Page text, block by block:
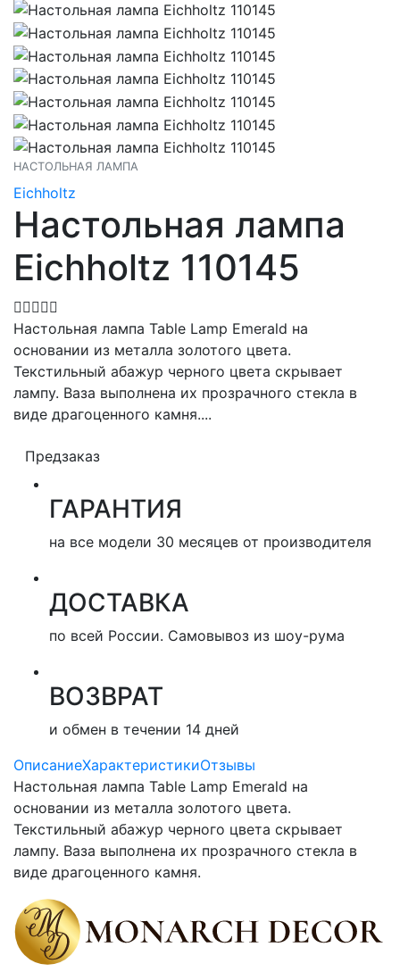
НАСТОЛЬНАЯ ЛАМПА
Eichholtz
Настольная лампа
Eichholtz 110145
Настольная лампа Table Lamp Emerald на
основании из металла золотого цвета.
Текстильный абажур черного цвета скрывает
лампу. Ваза выполнена их прозрачного стекла в
виде драгоценного камня....
Предзаказ
ГАРАНТИЯ
на все модели 30 месяцев от производителя
ДОСТАВКА
по всей России. Самовывоз из шоу-рума
ВОЗВРАТ
и обмен в течении 14 дней
ОписаниеХарактеристикиОтзывы
Настольная лампа Table Lamp Emerald на
основании из металла золотого цвета.
Текстильный абажур черного цвета скрывает
лампу. Ваза выполнена их прозрачного стекла в
виде драгоценного камня.